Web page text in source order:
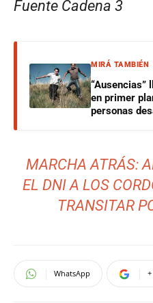
Fuente Cadena 3
MIRÁ TAMBIÉN
“Ausencias”
en primer
personas
MARCHA ATRÁS:
EL DNI A LOS
TRANSITAR
WhatsApp